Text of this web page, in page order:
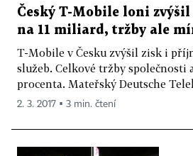
Český T-Mobile loni
na 11 miliard, tržby ale
T-Mobile v Česku zvýšil zisk i
služeb. Celkové tržby společnosti
procenta. Mateřský Deutsche
2. 3. 2017 ▪ 3 min. čtení